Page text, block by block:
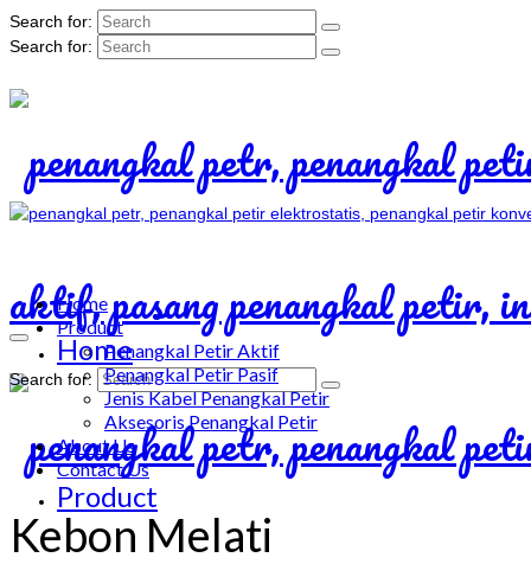
Search for:
Search for:
Home
Product
Search for:
Home
Product
Penangkal Petir Aktif
Penangkal Petir Pasif
Jenis Kabel Penangkal Petir
Aksesoris Penangkal Petir
About Us
Contact Us
Kebon Melati